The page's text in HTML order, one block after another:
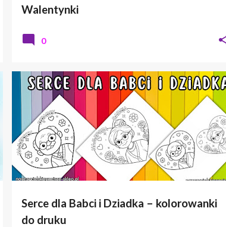
Walentynki
0
Serce dla Babci i Dziadka – kolorowanki
do druku
DZIEŃ BABCI I DZIADKA KOLOROWANKA